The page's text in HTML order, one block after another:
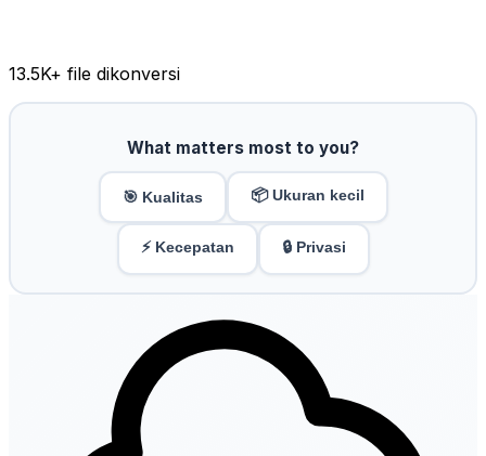
13.5K+ file dikonversi
What matters most to you?
🎯 Kualitas 📦 Ukuran kecil
⚡ Kecepatan 🔒 Privasi